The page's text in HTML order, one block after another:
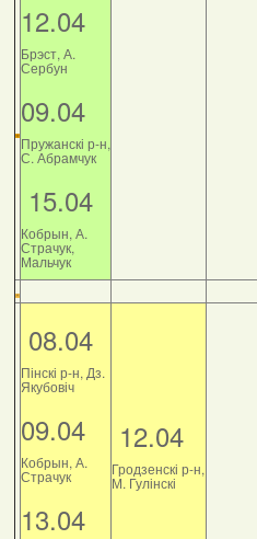
12.04
Брэст, А.
Сербун
09.04
Пружанскі р-н,
С. Абрамчук
15.04
Кобрын, А.
Страчук,
Мальчук
08.04
Пінскі р-н, Дз.
Якубовіч
09.04
Кобрын, А.
Страчук
13.04
12.04
Гродзенскі р-н,
М. Гулінскі